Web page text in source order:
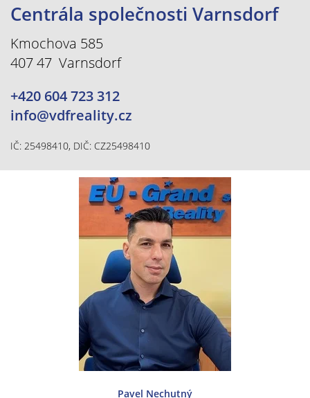
Centrála společnosti Varnsdorf
Kmochova 585
407 47 Varnsdorf
+420 604 723 312
info@vdfreality.cz
IČ: 25498410, DIČ: CZ25498410
Pavel Nechutný